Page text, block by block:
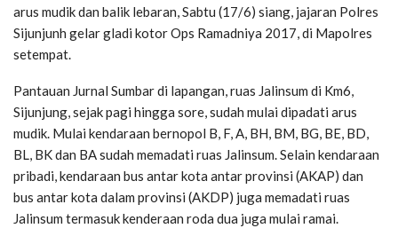
arus mudik dan balik lebaran, Sabtu (17/6) siang, jajaran Polres
Sijunjunh gelar gladi kotor Ops Ramadniya 2017, di Mapolres
setempat.
Pantauan Jurnal Sumbar di lapangan, ruas Jalinsum di Km6,
Sijunjung, sejak pagi hingga sore, sudah mulai dipadati arus
mudik. Mulai kendaraan bernopol B, F, A, BH, BM, BG, BE, BD,
BL, BK dan BA sudah memadati ruas Jalinsum. Selain kendaraan
pribadi, kendaraan bus antar kota antar provinsi (AKAP) dan
bus antar kota dalam provinsi (AKDP) juga memadati ruas
Jalinsum termasuk kenderaan roda dua juga mulai ramai.